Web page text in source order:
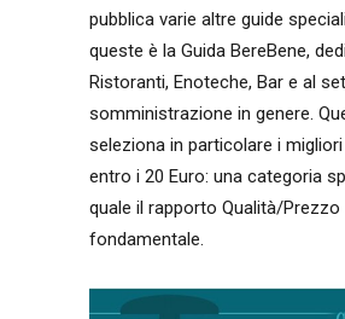
pubblica varie altre guide
queste è la Guida BereBene,
Ristoranti, Enoteche, Bar e al
somministrazione in genere.
seleziona in particolare i migliori
entro i 20 Euro: una categoria
quale il rapporto Qualità/Prezzo
fondamentale.